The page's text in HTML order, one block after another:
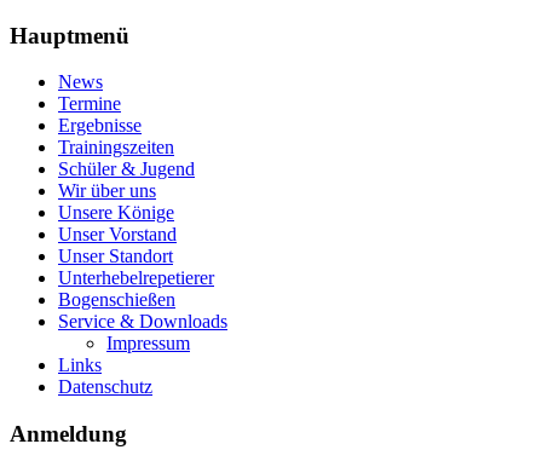
Hauptmenü
News
Termine
Ergebnisse
Trainingszeiten
Schüler & Jugend
Wir über uns
Unsere Könige
Unser Vorstand
Unser Standort
Unterhebelrepetierer
Bogenschießen
Service & Downloads
Impressum
Links
Datenschutz
Anmeldung